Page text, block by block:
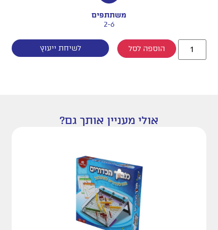
משתתפים
2-6
הוספה לסל לשיחת ייעוץ
אולי מעניין אותך גם?